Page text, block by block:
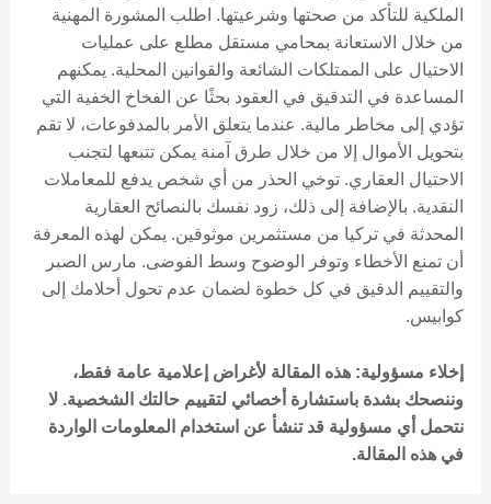
الملكية للتأكد من صحتها وشرعيتها. اطلب المشورة المهنية
من خلال الاستعانة بمحامي مستقل مطلع على عمليات
الاحتيال على الممتلكات الشائعة والقوانين المحلية. يمكنهم
المساعدة في التدقيق في العقود بحثًا عن الفخاخ الخفية التي
تؤدي إلى مخاطر مالية. عندما يتعلق الأمر بالمدفوعات، لا تقم
بتحويل الأموال إلا من خلال طرق آمنة يمكن تتبعها لتجنب
الاحتيال العقاري. توخي الحذر من أي شخص يدفع للمعاملات
النقدية. بالإضافة إلى ذلك، زود نفسك بالنصائح العقارية
المحدثة في تركيا من مستثمرين موثوقين. يمكن لهذه المعرفة
أن تمنع الأخطاء وتوفر الوضوح وسط الفوضى. مارس الصبر
والتقييم الدقيق في كل خطوة لضمان عدم تحول أحلامك إلى
كوابيس.
إخلاء مسؤولية: هذه المقالة لأغراض إعلامية عامة فقط،
وننصحك بشدة باستشارة أخصائي لتقييم حالتك الشخصية. لا
نتحمل أي مسؤولية قد تنشأ عن استخدام المعلومات الواردة
في هذه المقالة.